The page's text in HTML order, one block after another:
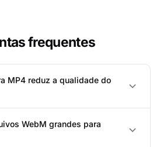
frequentes
MP4 reduz a qualidade do
WebM grandes para